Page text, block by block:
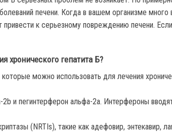
печени. Когда в вашем организме
к серьезному повреждению печени.
хронического гепатита Б?
можно использовать для лечения
и пегинтерферон альфа-2a. Интерфероны
(NRTIs), такие как адефовир, энтекавир,